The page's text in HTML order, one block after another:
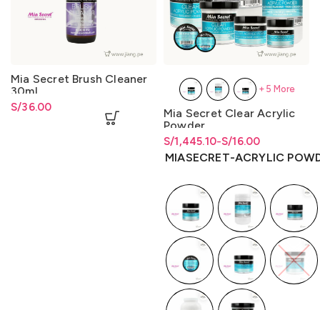
Mia Secret Brush Cleaner
30ml
S/36.00
Mia Secret Clear Acrylic
Powder
S/16.00
-
S/1,445.10
Rango de precios: desde
S/16.00 hasta S/1,445.10
Rango de precios: desde
S/16.00hastaS/1,445.10
MIASECRET-ACRYLIC
+5 More